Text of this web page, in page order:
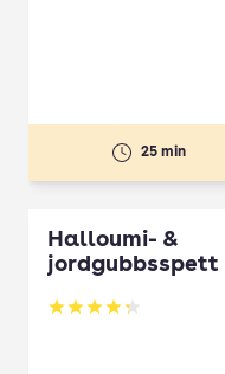
25 min
Halloumi- &
jordgubbsspett
Betyg: 4.3 av 5